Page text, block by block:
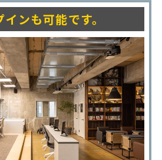
インも可能です。